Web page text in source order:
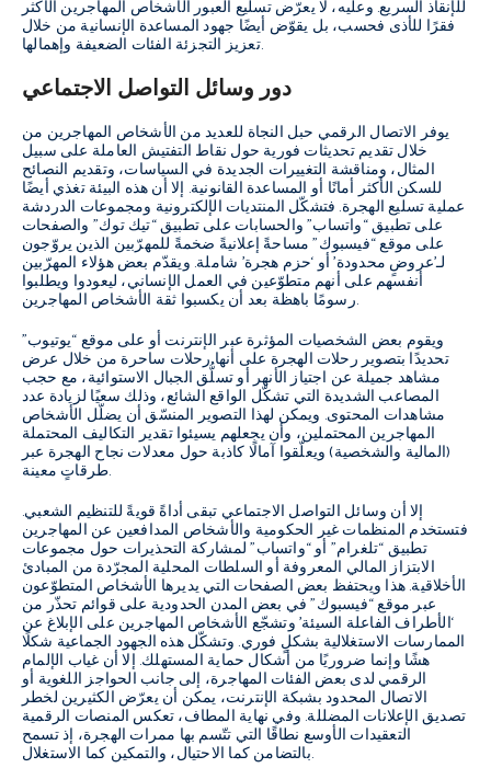
للإنقاذ السريع. وعليه، لا يعرّض تسليع العبور الأشخاص المهاجرين الأكثر
فقرًا للأذى فحسب، بل يقوّض أيضًا جهود المساعدة الإنسانية من خلال
تعزيز التجزئة الفئات الضعيفة وإهمالها.
دور وسائل التواصل الاجتماعي
يوفر الاتصال الرقمي حبل النجاة للعديد من الأشخاص المهاجرين من
خلال تقديم تحديثات فورية حول نقاط التفتيش العاملة على سبيل
المثال، ومناقشة التغييرات الجديدة في السياسات، وتقديم النصائح
للسكن الأكثر أمانًا أو المساعدة القانونية. إلا أن هذه البيئة تغذي أيضًا
عملية تسليع الهجرة. فتشكّل المنتديات الإلكترونية ومجموعات الدردشة
على تطبيق “واتساب” والحسابات على تطبيق “تيك توك” والصفحات
على موقع “فيسبوك” مساحةً إعلانيةً ضخمةً للمهرّبين الذين يروّجون
لـ’عروضٍ محدودة’ أو ‘حزم هجرة’ شاملة. ويقدّم بعض هؤلاء المهرّبين
أنفسهم على أنهم متطوّعين في العمل الإنساني، ليعودوا ويطلبوا
رسومًا باهظة بعد أن يكسبوا ثقة الأشخاص المهاجرين.
ويقوم بعض الشخصيات المؤثرة عبر الإنترنت أو على موقع “يوتيوب”
تحديدًا بتصوير رحلات الهجرة على أنها رحلات ساحرة من خلال عرض
مشاهد جميلة عن اجتياز الأنهر أو تسلُّق الجبال الاستوائية، مع حجب
المصاعب الشديدة التي تشكّل الواقع الشائع، وذلك سعيًا لزيادة عدد
مشاهدات المحتوى. ويمكن لهذا التصوير المنسّق أن يضلّل الأشخاص
المهاجرين المحتملين، وأن يجعلهم يسيئوا تقدير التكاليف المحتملة
(المالية والشخصية) ويعلّقوا آمالًا كاذبة حول معدلات نجاح الهجرة عبر
طرقاتٍ معينة.
إلا أن وسائل التواصل الاجتماعي تبقى أداةً قويةً للتنظيم الشعبي.
فتستخدم المنظمات غير الحكومية والأشخاص المدافعين عن المهاجرين
تطبيق “تلغرام” أو “واتساب” لمشاركة التحذيرات حول مجموعات
الابتزاز المالي المعروفة أو السلطات المحلية المجرّدة من المبادئ
الأخلاقية. هذا ويحتفظ بعض الصفحات التي يديرها الأشخاص المتطوّعون
عبر موقع “فيسبوك” في بعض المدن الحدودية على قوائم تحذّر من
‘الأطراف الفاعلة السيئة’ وتشجّع الأشخاص المهاجرين على الإبلاغ عن
الممارسات الاستغلالية بشكلٍ فوري. وتشكّل هذه الجهود الجماعية شكلًا
هشًا وإنما ضروريًا من أشكال حماية المستهلك. إلا أن غياب الإلمام
الرقمي لدى بعض الفئات المهاجرة، إلى جانب الحواجز اللغوية أو
الاتصال المحدود بشبكة الإنترنت، يمكن أن يعرّض الكثيرين لخطر
تصديق الإعلانات المضللة. وفي نهاية المطاف، تعكس المنصات الرقمية
التعقيدات الأوسع نطاقًا التي تتّسم بها ممرات الهجرة، إذ تسمح
بالتضامن كما الاحتيال، والتمكين كما الاستغلال.